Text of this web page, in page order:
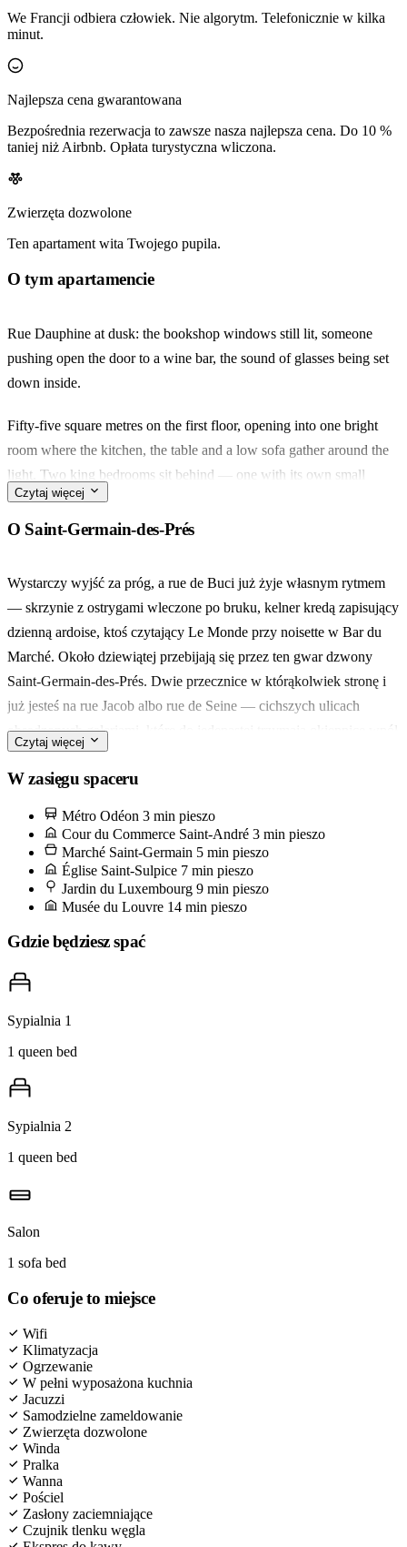
We Francji odbiera człowiek. Nie algorytm. Telefonicznie w kilka
minut.
Najlepsza cena gwarantowana
Bezpośrednia rezerwacja to zawsze nasza najlepsza cena. Do 10 %
taniej niż Airbnb. Opłata turystyczna wliczona.
Zwierzęta dozwolone
Ten apartament wita Twojego pupila.
O tym apartamencie
Rue Dauphine at dusk: the bookshop windows still lit, someone
pushing open the door to a wine bar, the sound of glasses being set
down inside.
Fifty-five square metres on the first floor, opening into one bright
room where the kitchen, the table and a low sofa gather around the
light. Two king bedrooms sit behind — one with its own small
outdoor corner. In the bathroom, a whirlpool tub; in the other, a
walk-in shower.
closer still to Da Rosa on rue de Seine for saucisson and a glass of
something red before dinner.
Made for a family or two couples travelling together, who want
Saint-Germain on their doorstep and a proper bath to sink into
afterwards.
Czytaj więcej
O Saint-Germain-des-Prés
Wystarczy wyjść za próg, a rue de Buci już żyje własnym rytmem
— skrzynie z ostrygami wleczone po bruku, kelner kredą zapisujący
dzienną ardoise, ktoś czytający Le Monde przy noisette w Bar du
Marché. Około dziewiątej przebijają się przez ten gwar dzwony
Saint-Germain-des-Prés. Dwie przecznice w którąkolwiek stronę i
już jesteś na rue Jacob albo rue de Seine — cichszych ulicach
obsadzonych galeriami, które do jedenastej trzymają okiennice wpół
zamknięte.
Midi. Poproś o demi-miche na zakwasie i ciasteczko punitions na
drogę powrotną — l'équipe piecze tu w ten sam sposób od 1932
roku, a bochenek zachowuje świeżość przez trzy dni na blacie, co
jest dokładnie wymówką, której potrzebujesz, żeby zostać na
Czytaj więcej
W zasięgu spaceru
Métro Odéon 3 min pieszo
Cour du Commerce Saint-André 3 min pieszo
Marché Saint-Germain 5 min pieszo
Église Saint-Sulpice 7 min pieszo
Jardin du Luxembourg 9 min pieszo
Musée du Louvre 14 min pieszo
Gdzie będziesz spać
Sypialnia 1
1 queen bed
Sypialnia 2
1 queen bed
Salon
1 sofa bed
Co oferuje to miejsce
Wifi
Klimatyzacja
Ogrzewanie
W pełni wyposażona kuchnia
Jacuzzi
Samodzielne zameldowanie
Zwierzęta dozwolone
Winda
Pralka
Wanna
Pościel
Zasłony zaciemniające
Czujnik tlenku węgla